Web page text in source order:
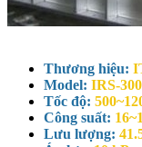
Thương hiệu:
Model: IRS-
Tốc độ:
Công suất:
Lưu lượng: